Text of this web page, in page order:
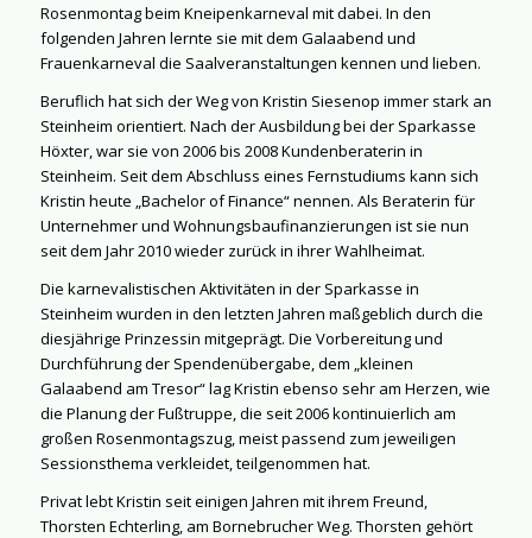
Rosenmontag beim Kneipenkarneval mit dabei. In den
folgenden Jahren lernte sie mit dem Galaabend und
Frauenkarneval die Saalveranstaltungen kennen und lieben.
Beruflich hat sich der Weg von Kristin Siesenop immer stark an
Steinheim orientiert. Nach der Ausbildung bei der Sparkasse
Höxter, war sie von 2006 bis 2008 Kundenberaterin in
Steinheim. Seit dem Abschluss eines Fernstudiums kann sich
Kristin heute „Bachelor of Finance“ nennen. Als Beraterin für
Unternehmer und Wohnungsbaufinanzierungen ist sie nun
seit dem Jahr 2010 wieder zurück in ihrer Wahlheimat.
Die karnevalistischen Aktivitäten in der Sparkasse in
Steinheim wurden in den letzten Jahren maßgeblich durch die
diesjährige Prinzessin mitgeprägt. Die Vorbereitung und
Durchführung der Spendenübergabe, dem „kleinen
Galaabend am Tresor“ lag Kristin ebenso sehr am Herzen, wie
die Planung der Fußtruppe, die seit 2006 kontinuierlich am
großen Rosenmontagszug, meist passend zum jeweiligen
Sessionsthema verkleidet, teilgenommen hat.
Privat lebt Kristin seit einigen Jahren mit ihrem Freund,
Thorsten Echterling, am Bornebrucher Weg. Thorsten gehört